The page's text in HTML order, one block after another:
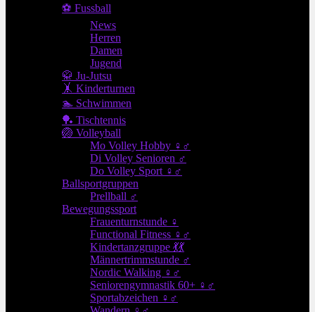
⚽ Fussball
News
Herren
Damen
Jugend
🥋 Ju-Jutsu
🤸 Kinderturnen
🏊 Schwimmen
🏓 Tischtennis
🏐 Volleyball
Mo Volley Hobby ♀♂
Di Volley Senioren ♂
Do Volley Sport ♀♂
Ballsportgruppen
Prellball ♂
Bewegungssport
Frauenturnstunde ♀
Functional Fitness ♀♂
Kindertanzgruppe 💃💃
Männertrimmstunde ♂
Nordic Walking ♀♂
Seniorengymnastik 60+ ♀♂
Sportabzeichen ♀♂